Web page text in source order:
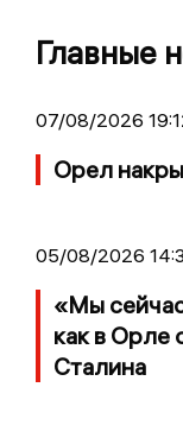
Главные
07/08/2026
Орел
05/08/2026
«Мы
как в Орле
Сталина